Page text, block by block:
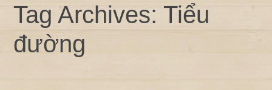
Tag Archives: Tiểu
đường